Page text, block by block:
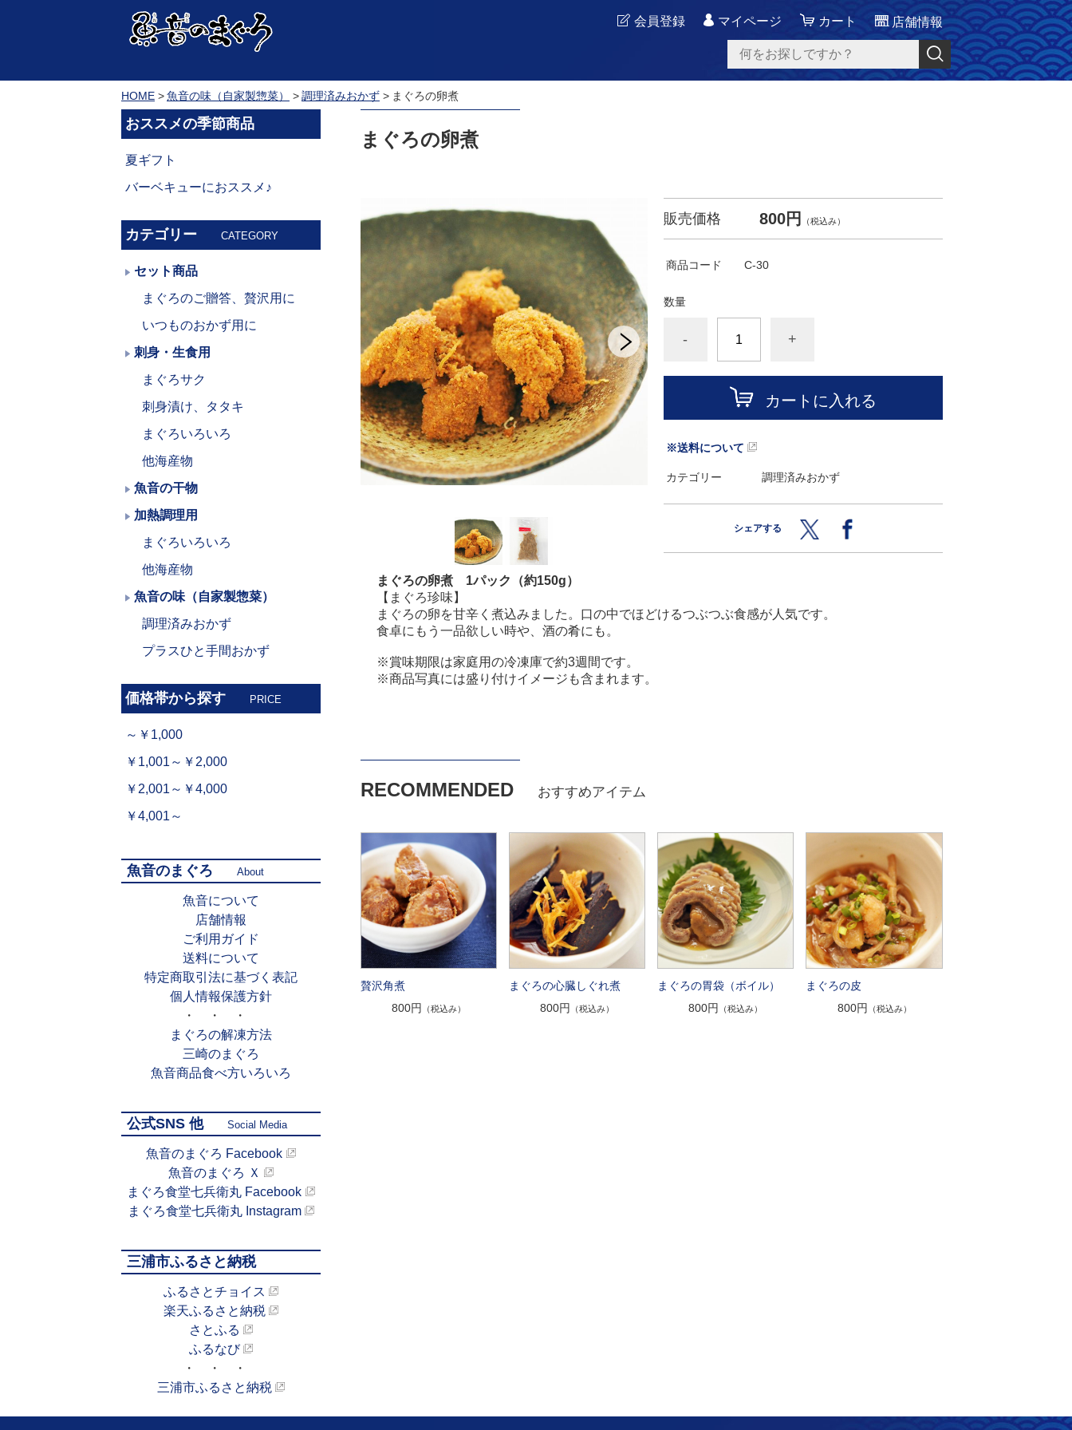
会員登録 マイページ カート 店舗情報
HOME 魚音の味（自家製惣菜） 調理済みおかず まぐろの卵煮
まぐろの卵煮
販売価格 800円 （税込み）
商品コード C-30
数量
- +
カートに入れる
※送料について
カテゴリー 調理済みおかず
シェアする
まぐろの卵煮 1パック（約150g）
【まぐろ珍味】
まぐろの卵を甘辛く煮込みました。口の中でほどけるつぶつぶ食感が人気です。
食卓にもう一品欲しい時や、酒の肴にも。
※賞味期限は家庭用の冷凍庫で約3週間です。
※商品写真には盛り付けイメージも含まれます。
RECOMMENDED おすすめアイテム
贅沢角煮
800円
（税込み）
まぐろの心臓しぐれ煮
800円
（税込み）
まぐろの胃袋（ボイル）
800円
（税込み）
まぐろの皮
800円
（税込み）
おススメの季節商品
夏ギフト
バーベキューにおススメ♪
カテゴリー CATEGORY
セット商品
まぐろのご贈答、贅沢用に
いつものおかず用に
刺身・生食用
まぐろサク
刺身漬け、タタキ
まぐろいろいろ
他海産物
魚音の干物
加熱調理用
まぐろいろいろ
他海産物
魚音の味（自家製惣菜）
調理済みおかず
プラスひと手間おかず
価格帯から探す PRICE
～￥1,000
￥1,001～￥2,000
￥2,001～￥4,000
￥4,001～
魚音のまぐろ About
魚音について
店舗情報
ご利用ガイド
送料について
特定商取引法に基づく表記
個人情報保護方針
・ ・ ・
まぐろの解凍方法
三崎のまぐろ
魚音商品食べ方いろいろ
公式SNS 他 Social Media
魚音のまぐろ Facebook
魚音のまぐろ Ｘ
まぐろ食堂七兵衛丸 Facebook
まぐろ食堂七兵衛丸 Instagram
三浦市ふるさと納税
ふるさとチョイス
楽天ふるさと納税
さとふる
ふるなび
・ ・ ・
三浦市ふるさと納税